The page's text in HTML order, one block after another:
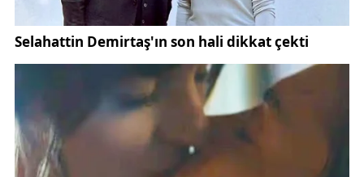
Van’a yeni uluslararası havalimanı yapılacak!
Van’da yıllardır çözüme kavuşmayı bekleyen uçuş
sorunu artarak devam ediyor. Bilet fiyatları ve uçak
sefer sayılarının yetersiz olmasından dolayı
kronikleşen soruna çözüm olacak büyük bir proje
geliyor.